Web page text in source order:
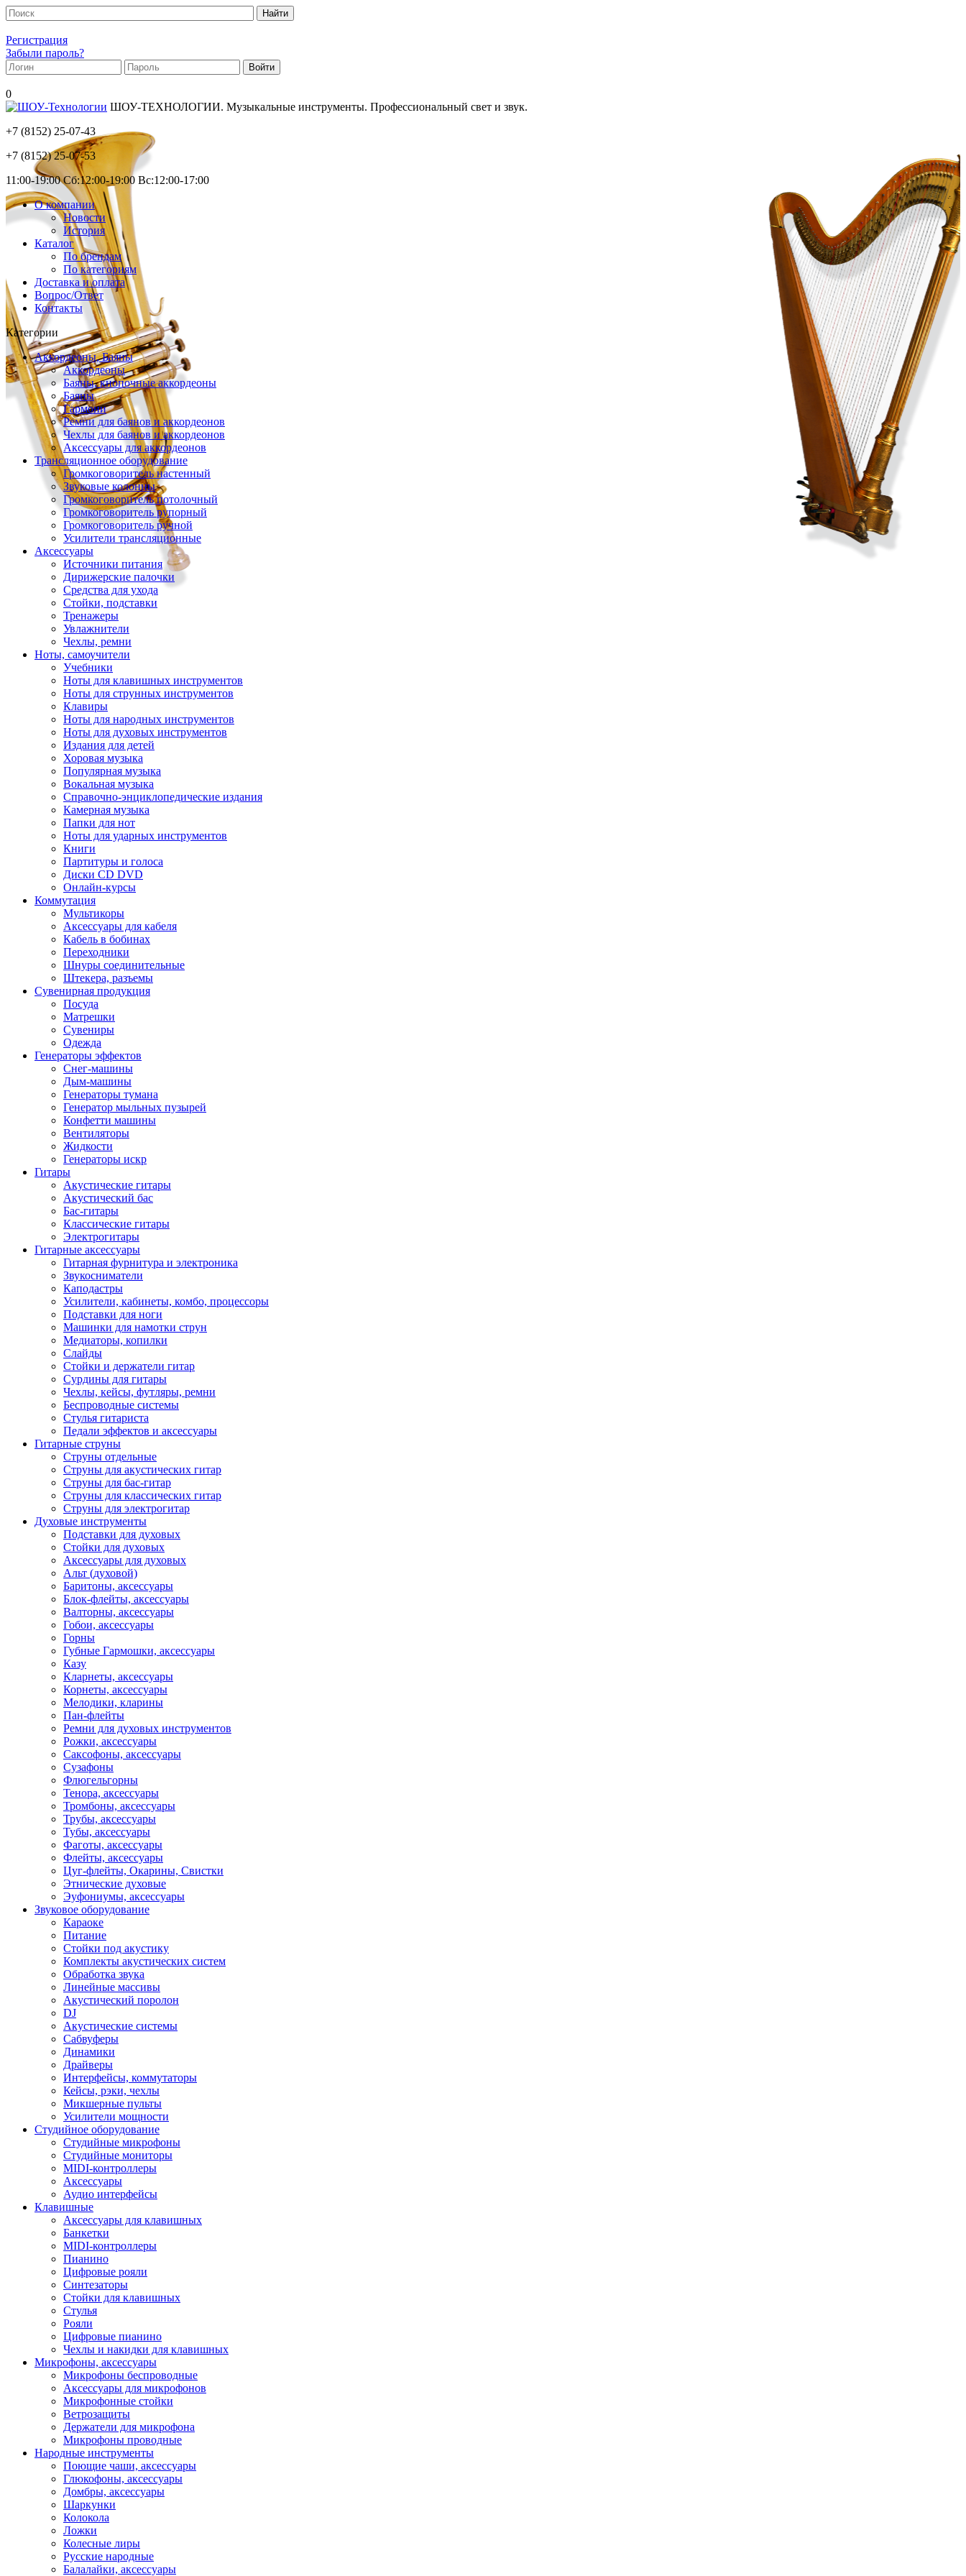
Регистрация
Забыли пароль?
0
ШОУ-ТЕХНОЛОГИИ. Музыкальные инструменты. Профессиональный свет и звук.
+7 (8152) 25-07-43
+7 (8152)25-07-53
11:00-19:00 Сб:12:00-19:00 Вс:12:00-17:00
О компании
Новости
История
Каталог
По брендам
По категориям
Доставка и оплата
Вопрос/Ответ
Контакты
Категории
Аккордеоны, Баяны
Аккордеоны
Баяны, кнопочные аккордеоны
Баяны
Гармони
Ремни для баянов и аккордеонов
Чехлы для баянов и аккордеонов
Аксессуары для аккордеонов
Трансляционное оборудование
Громкоговоритель настенный
Звуковые колонны
Громкоговоритель потолочный
Громкоговоритель рупорный
Громкоговоритель ручной
Усилители трансляционные
Аксессуары
Источники питания
Дирижерские палочки
Средства для ухода
Стойки, подставки
Тренажеры
Увлажнители
Чехлы, ремни
Ноты, самоучители
Учебники
Ноты для клавишных инструментов
Ноты для струнных инструментов
Клавиры
Ноты для народных инструментов
Ноты для духовых инструментов
Издания для детей
Хоровая музыка
Популярная музыка
Вокальная музыка
Справочно-энциклопедические издания
Камерная музыка
Папки для нот
Ноты для ударных инструментов
Книги
Партитуры и голоса
Диски CD DVD
Онлайн-курсы
Коммутация
Мультикоры
Аксессуары для кабеля
Кабель в бобинах
Переходники
Шнуры соединительные
Штекера, разъемы
Сувенирная продукция
Посуда
Матрешки
Сувениры
Одежда
Генераторы эффектов
Снег-машины
Дым-машины
Генераторы тумана
Генератор мыльных пузырей
Конфетти машины
Вентиляторы
Жидкости
Генераторы искр
Гитары
Акустические гитары
Акустический бас
Бас-гитары
Классические гитары
Электрогитары
Гитарные аксессуары
Гитарная фурнитура и электроника
Звукосниматели
Каподастры
Усилители, кабинеты, комбо, процессоры
Подставки для ноги
Машинки для намотки струн
Медиаторы, копилки
Слайды
Стойки и держатели гитар
Сурдины для гитары
Чехлы, кейсы, футляры, ремни
Беспроводные системы
Стулья гитариста
Педали эффектов и аксессуары
Гитарные струны
Струны отдельные
Струны для акустических гитар
Струны для бас-гитар
Струны для классических гитар
Струны для электрогитар
Духовые инструменты
Подставки для духовых
Стойки для духовых
Аксессуары для духовых
Альт (духовой)
Баритоны, аксессуары
Блок-флейты, аксессуары
Валторны, аксессуары
Гобои, аксессуары
Горны
Губные Гармошки, аксессуары
Казу
Кларнеты, аксессуары
Корнеты, аксессуары
Мелодики, кларины
Пан-флейты
Ремни для духовых инструментов
Рожки, аксессуары
Саксофоны, аксессуары
Сузафоны
Флюгельгорны
Тенора, аксессуары
Тромбоны, аксессуары
Трубы, аксессуары
Тубы, аксессуары
Фаготы, аксессуары
Флейты, аксессуары
Цуг-флейты, Окарины, Свистки
Этнические духовые
Эуфониумы, аксессуары
Звуковое оборудование
Караоке
Питание
Стойки под акустику
Комплекты акустических систем
Обработка звука
Линейные массивы
Акустический поролон
DJ
Акустические системы
Сабвуферы
Динамики
Драйверы
Интерфейсы, коммутаторы
Кейсы, рэки, чехлы
Микшерные пульты
Усилители мощности
Студийное оборудование
Студийные микрофоны
Студийные мониторы
MIDI-контроллеры
Аксессуары
Аудио интерфейсы
Клавишные
Аксессуары для клавишных
Банкетки
MIDI-контроллеры
Пианино
Цифровые рояли
Синтезаторы
Стойки для клавишных
Стулья
Рояли
Цифровые пианино
Чехлы и накидки для клавишных
Микрофоны, аксессуары
Микрофоны беспроводные
Аксессуары для микрофонов
Микрофонные стойки
Ветрозащиты
Держатели для микрофона
Микрофоны проводные
Народные инструменты
Поющие чаши, аксессуары
Глюкофоны, аксессуары
Домбры, аксессуары
Шаркунки
Колокола
Ложки
Колесные лиры
Русские народные
Балалайки, аксессуары